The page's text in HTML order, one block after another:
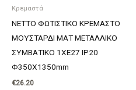
Κρεμαστά
NETTO ΦΩΤΙΣΤΙΚΟ ΚΡΕΜΑΣΤΟ
ΜΟΥΣΤΑΡΔΙ ΜΑΤ ΜΕΤΑΛΛΙΚΟ
ΣΥΜΒΑΤΙΚΟ 1ΧΕ27 IP20
Φ350Χ1350mm
€26.20